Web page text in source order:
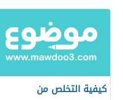
كيفية التخلص من